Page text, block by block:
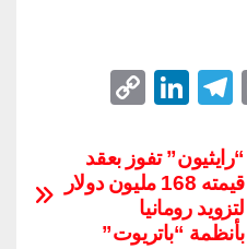
E
ail
T
e
gr
a
Li
k
e
dI
p
y
Li
“رايثيون” تفوز بعقد
قيمته 168 مليون دولار
لتزويد رومانيا
بأنظمة “باتريوت”